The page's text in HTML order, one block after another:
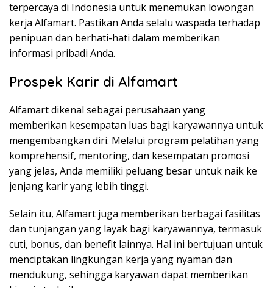
terpercaya di Indonesia untuk menemukan lowongan
kerja Alfamart. Pastikan Anda selalu waspada terhadap
penipuan dan berhati-hati dalam memberikan
informasi pribadi Anda.
Prospek Karir di Alfamart
Alfamart dikenal sebagai perusahaan yang
memberikan kesempatan luas bagi karyawannya untuk
mengembangkan diri. Melalui program pelatihan yang
komprehensif, mentoring, dan kesempatan promosi
yang jelas, Anda memiliki peluang besar untuk naik ke
jenjang karir yang lebih tinggi.
Selain itu, Alfamart juga memberikan berbagai fasilitas
dan tunjangan yang layak bagi karyawannya, termasuk
cuti, bonus, dan benefit lainnya. Hal ini bertujuan untuk
menciptakan lingkungan kerja yang nyaman dan
mendukung, sehingga karyawan dapat memberikan